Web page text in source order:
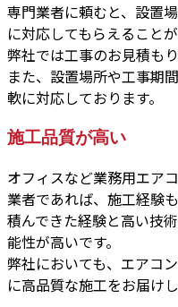
専門業者に頼むと、設置
に対応してもらえることが
弊社では工事のお見積も
また、設置場所や工事期
軟に対応しております。
施工品質が高い
オフィスなど業務用エア
業者であれば、施工経験も
積んできた経験と高い技
能性が高いです。
弊社においても、エアコ
に高品質な施工をお届けし